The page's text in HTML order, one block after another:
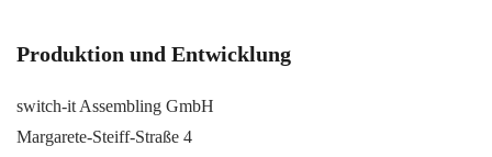
Produktion und Entwicklung
switch-it Assembling GmbH
Margarete-Steiff-Straße 4